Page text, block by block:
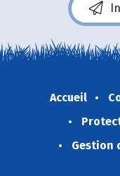
Accueil
Gestion